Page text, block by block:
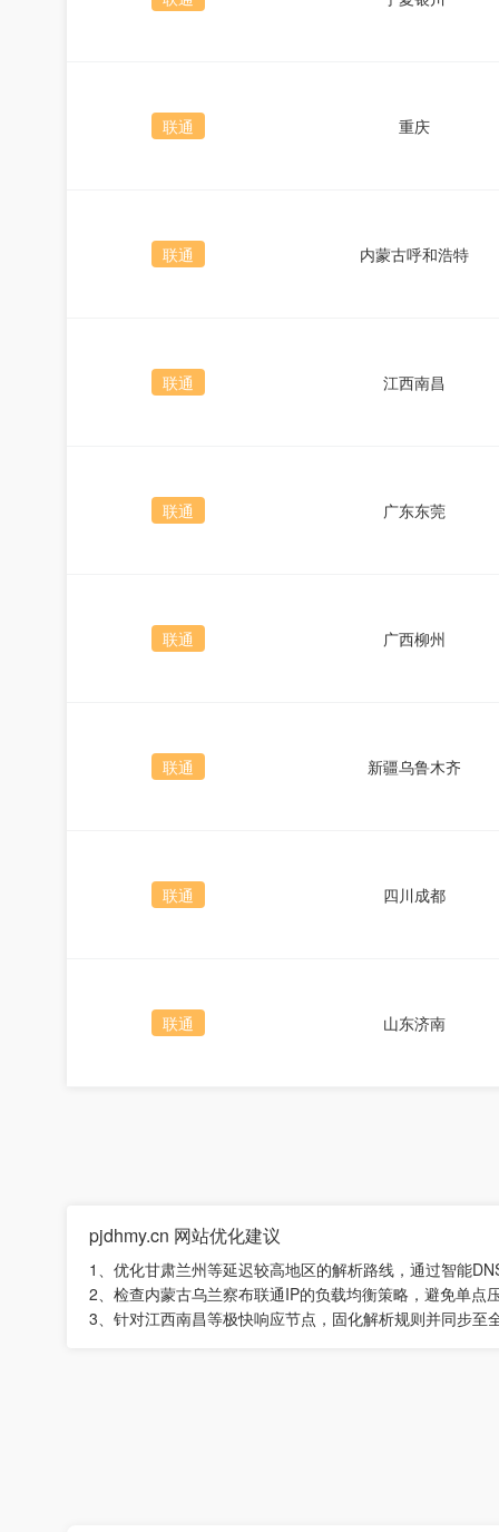
联通 重庆
联通 内蒙古呼和浩特
联通 江西南昌
联通 广东东莞
联通 广西柳州
联通 新疆乌鲁木齐
联通 四川成都
联通 山东济南
pjdhmy.cn 网站优化建议
1、优化甘肃兰州等延迟较高地区的解析路线，通过智能
2、检查内蒙古乌兰察布联通IP的负载均衡策略，避免单
3、针对江西南昌等极快响应节点，固化解析规则并同步至